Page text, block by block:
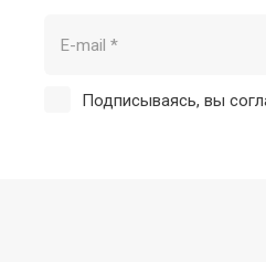
Подписываясь, вы